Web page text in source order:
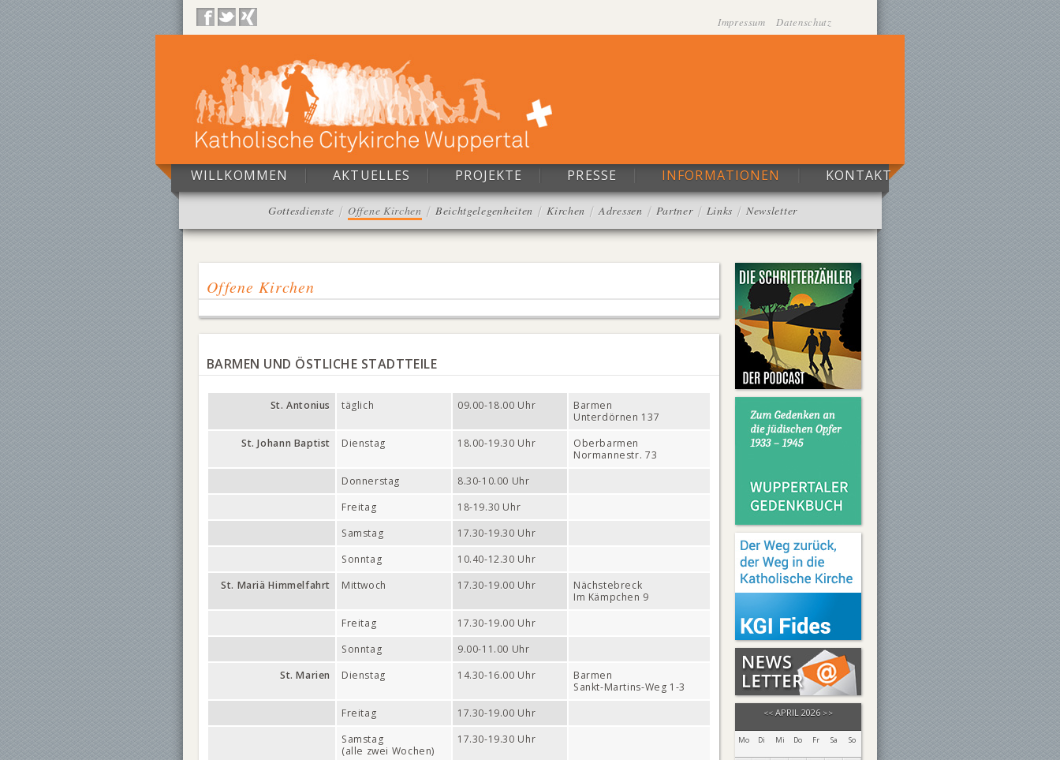
Impressum Datenschutz
WILLKOMMEN AKTUELLES PROJEKTE PRESSE INFORMATIONEN KONTAKT
Gottesdienste Offene Kirchen Beichtgelegenheiten Kirchen Adressen Partner Links Newsletter
Offene Kirchen
BARMEN UND ÖSTLICHE STADTTEILE
St. Antonius täglich 09.00-18.00 Uhr
Barmen
Unterdörnen 137
St. Johann Baptist
Dienstag 18.00-19.30 Uhr
Oberbarmen
Normannestr. 73
Donnerstag
8.30-10.00 Uhr
Freitag
18-19.30 Uhr
Samstag
17.30-19.30 Uhr
Sonntag
10.40-12.30 Uhr
St. Mariä Himmelfahrt
Mittwoch 17.30-19.00 Uhr
Nächstebreck
Im Kämpchen 9
Freitag
17.30-19.00 Uhr
Sonntag
9.00-11.00 Uhr
St. Marien
Dienstag 14.30-16.00 Uhr
Barmen
Sankt-Martins-Weg 1-3
Freitag
17.30-19.00 Uhr
Samstag
(alle zwei Wochen)
17.30-19.30 Uhr
<<APRIL 2026 >>
Mo Di Mi Do Fr Sa So